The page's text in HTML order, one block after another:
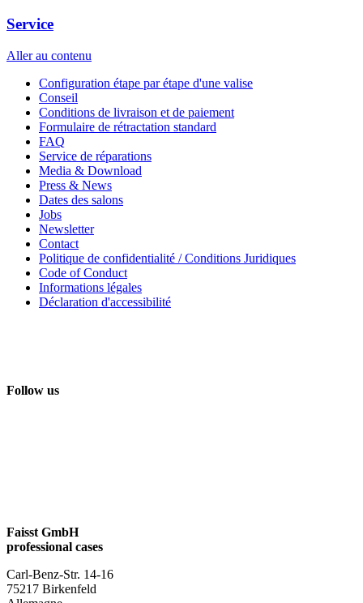
Service
Aller au contenu
Configuration étape par étape d'une valise
Conseil
Conditions de livraison et de paiement
Formulaire de rétractation standard
FAQ
Service de réparations
Media & Download
Press & News
Dates des salons
Jobs
Newsletter
Contact
Politique de confidentialité / Conditions Juridiques
Code of Conduct
Informations légales
Déclaration d'accessibilité
Follow us
Faisst GmbH
professional cases
Carl-Benz-Str. 14-16
75217 Birkenfeld